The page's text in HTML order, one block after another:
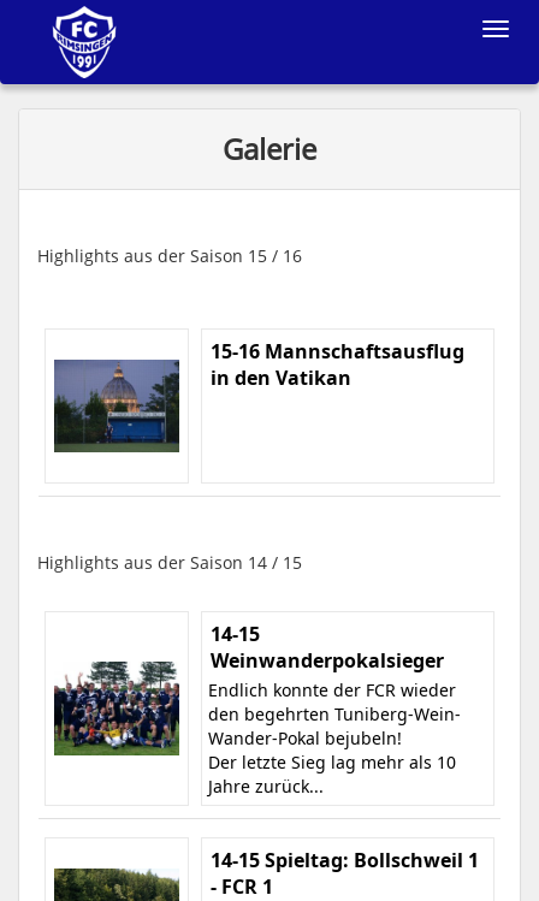
Toggle
Galerie
Highlights aus der Saison 15 / 16
15-16 Mannschaftsausflug
in den Vatikan
Highlights aus der Saison 14 / 15
14-15
Weinwanderpokalsieger
Endlich konnte der FCR wieder
den begehrten Tuniberg-Wein-
Wander-Pokal bejubeln!
Der letzte Sieg lag mehr als 10
Jahre zurück...
14-15 Spieltag: Bollschweil 1
- FCR 1